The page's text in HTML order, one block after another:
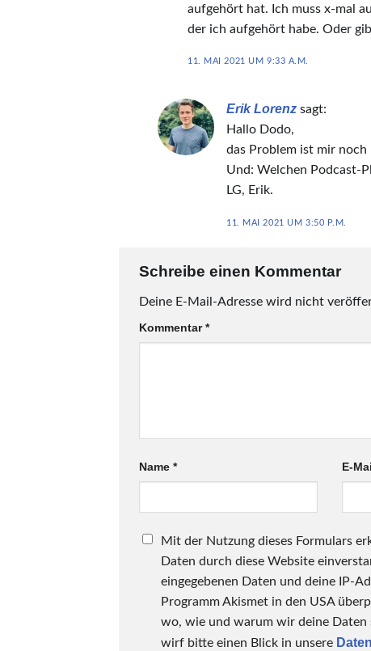
aufgehört hat. Ich muss x-mal
der ich aufgehört habe. Oder
11. MAI 2021 UM 9:33 A.M.
Erik Lorenz sagt:
Hallo Dodo,
das Problem ist mir noch
Und: Welchen Podcast-
LG, Erik.
11. MAI 2021 UM 3:50 P.M.
Schreibe einen Kommentar
Deine E-Mail-Adresse wird nicht
Kommentar*
Name * E-
Mit der Nutzung dieses Formulars
Daten durch diese Website
eingegebenen Daten und deine IP-
Programm Akismet in den USA
wo, wie und warum wir deine
wirf bitte einen Blick in unsere